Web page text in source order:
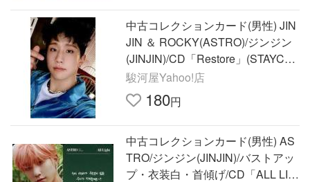
中古コレクションカード(男性) JIN
JIN ＆ ROCKY(ASTRO)/ジンジン
(JINJIN)/CD「Restore」(STAYCAT
ION ver.)封入特典フォトカ
駿河屋Yahoo!店
180円
中古コレクションカード(男性) AS
TRO/ジンジン(JINJIN)/バストアッ
プ・衣装白・首傾げ/CD「ALL LIG